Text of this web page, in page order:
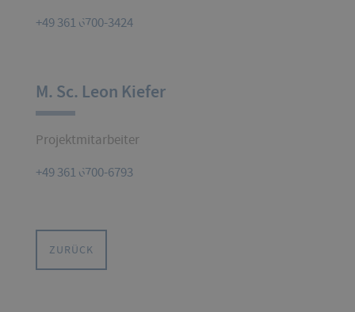
+49 361 6700-3424
M. Sc. Leon Kiefer
Projektmitarbeiter
+49 361 6700-6793
ZURÜCK